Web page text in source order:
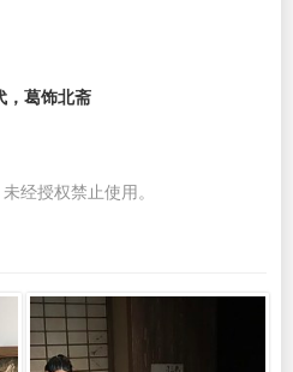
，葛饰北斋
经授权禁止使用。